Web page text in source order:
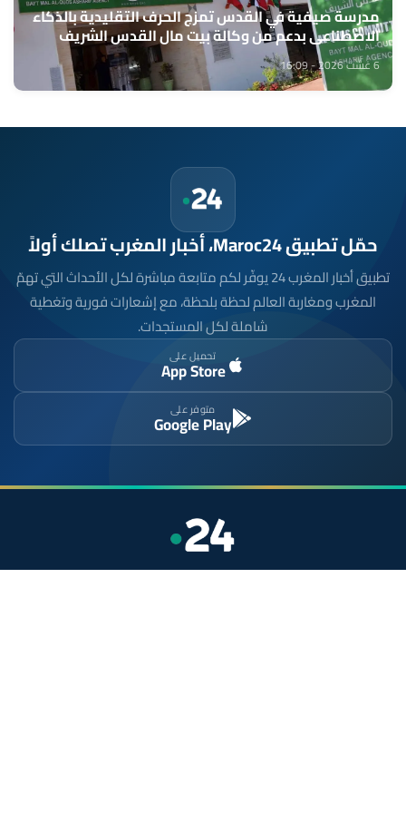
مدرسة صيفية في القدس تمزج الحرف التقليدية بالذكاء
الاصطناعي بدعم من وكالة بيت مال القدس الشريف
6 غشت 2026 - 16:09
حمّل تطبيق Maroc24، أخبار المغرب تصلك أولاً
تطبيق أخبار المغرب 24 يوفّر لكم متابعة مباشرة لكل الأحداث التي تهمّ
المغرب ومغاربة العالم لحظة بلحظة، مع إشعارات فورية وتغطية
شاملة لكل المستجدات.
تحميل على
App Store
متوفر على
Google Play